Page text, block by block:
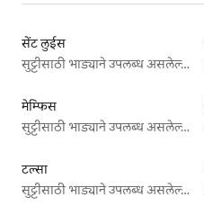
सेंट लुईस
सुट्टीसाठी भाड्याने उपलब्ध असलेल्या जागा
मेम्फिस
सुट्टीसाठी भाड्याने उपलब्ध असलेल्या जागा
टल्सा
सुट्टीसाठी भाड्याने उपलब्ध असलेल्या जागा